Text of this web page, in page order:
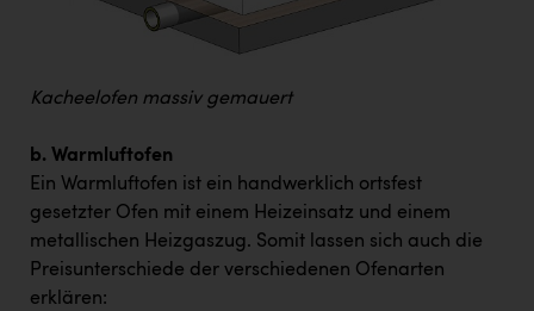
Kacheelofen massiv gemauert
b. Warmluftofen
Ein Warmluftofen ist ein handwerklich ortsfest
gesetzter Ofen mit einem Heizeinsatz und einem
metallischen Heizgaszug. Somit lassen sich auch die
Preisunterschiede der verschiedenen Ofenarten
erklären: